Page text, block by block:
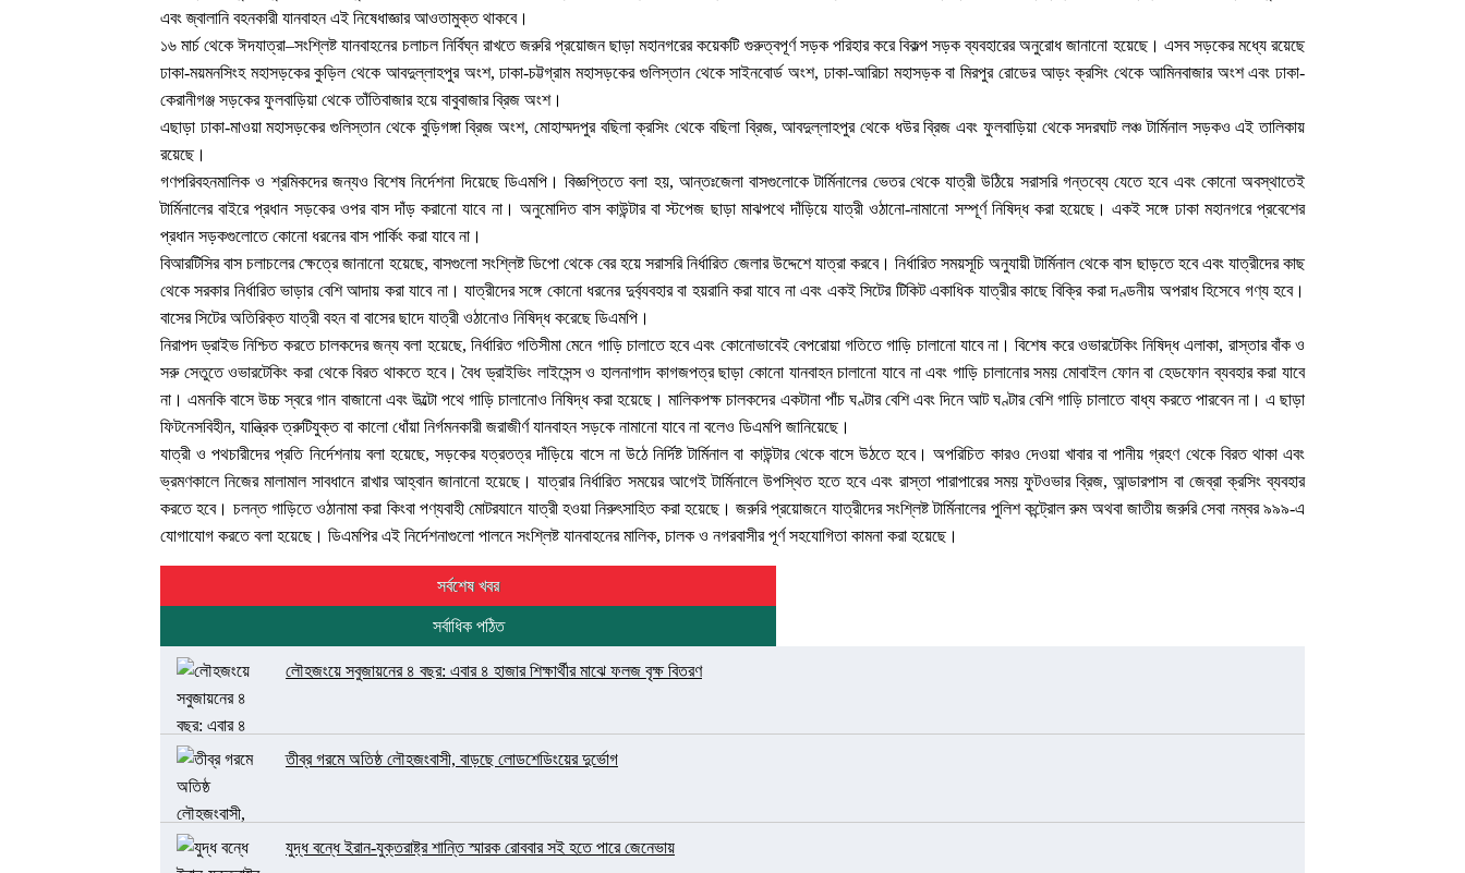
এবং জ্বালানি বহনকারী যানবাহন এই নিষেধাজ্ঞার আওতামুক্ত থাকবে।
১৬ মার্চ থেকে ঈদযাত্রা–সংশ্লিষ্ট যানবাহনের চলাচল নির্বিঘ্ন রাখতে জরুরি প্রয়োজন ছাড়া মহানগরের কয়েকটি গুরুত্বপূর্ণ সড়ক পরিহার করে বিকল্প সড়ক ব্যবহারের অনুরোধ জানানো হয়েছে। এসব সড়কের মধ্যে রয়েছে
ঢাকা-ময়মনসিংহ মহাসড়কের কুড়িল থেকে আবদুল্লাহপুর অংশ, ঢাকা-চট্টগ্রাম মহাসড়কের গুলিস্তান থেকে সাইনবোর্ড অংশ, ঢাকা-আরিচা মহাসড়ক বা মিরপুর রোডের আড়ং ক্রসিং থেকে আমিনবাজার অংশ এবং ঢাকা-
কেরানীগঞ্জ সড়কের ফুলবাড়িয়া থেকে তাঁতিবাজার হয়ে বাবুবাজার ব্রিজ অংশ।
এছাড়া ঢাকা-মাওয়া মহাসড়কের গুলিস্তান থেকে বুড়িগঙ্গা ব্রিজ অংশ, মোহাম্মদপুর বছিলা ক্রসিং থেকে বছিলা ব্রিজ, আবদুল্লাহপুর থেকে ধউর ব্রিজ এবং ফুলবাড়িয়া থেকে সদরঘাট লঞ্চ টার্মিনাল সড়কও এই তালিকায়
রয়েছে।
গণপরিবহনমালিক ও শ্রমিকদের জন্যও বিশেষ নির্দেশনা দিয়েছে ডিএমপি। বিজ্ঞপ্তিতে বলা হয়, আন্তঃজেলা বাসগুলোকে টার্মিনালের ভেতর থেকে যাত্রী উঠিয়ে সরাসরি গন্তব্যে যেতে হবে এবং কোনো অবস্থাতেই
টার্মিনালের বাইরে প্রধান সড়কের ওপর বাস দাঁড় করানো যাবে না। অনুমোদিত বাস কাউন্টার বা স্টপেজ ছাড়া মাঝপথে দাঁড়িয়ে যাত্রী ওঠানো-নামানো সম্পূর্ণ নিষিদ্ধ করা হয়েছে। একই সঙ্গে ঢাকা মহানগরে প্রবেশের
প্রধান সড়কগুলোতে কোনো ধরনের বাস পার্কিং করা যাবে না।
বিআরটিসির বাস চলাচলের ক্ষেত্রে জানানো হয়েছে, বাসগুলো সংশ্লিষ্ট ডিপো থেকে বের হয়ে সরাসরি নির্ধারিত জেলার উদ্দেশে যাত্রা করবে। নির্ধারিত সময়সূচি অনুযায়ী টার্মিনাল থেকে বাস ছাড়তে হবে এবং যাত্রীদের কাছ
থেকে সরকার নির্ধারিত ভাড়ার বেশি আদায় করা যাবে না। যাত্রীদের সঙ্গে কোনো ধরনের দুর্ব্যবহার বা হয়রানি করা যাবে না এবং একই সিটের টিকিট একাধিক যাত্রীর কাছে বিক্রি করা দণ্ডনীয় অপরাধ হিসেবে গণ্য হবে।
বাসের সিটের অতিরিক্ত যাত্রী বহন বা বাসের ছাদে যাত্রী ওঠানোও নিষিদ্ধ করেছে ডিএমপি।
নিরাপদ ড্রাইভ নিশ্চিত করতে চালকদের জন্য বলা হয়েছে, নির্ধারিত গতিসীমা মেনে গাড়ি চালাতে হবে এবং কোনোভাবেই বেপরোয়া গতিতে গাড়ি চালানো যাবে না। বিশেষ করে ওভারটেকিং নিষিদ্ধ এলাকা, রাস্তার বাঁক ও
সরু সেতুতে ওভারটেকিং করা থেকে বিরত থাকতে হবে। বৈধ ড্রাইভিং লাইসেন্স ও হালনাগাদ কাগজপত্র ছাড়া কোনো যানবাহন চালানো যাবে না এবং গাড়ি চালানোর সময় মোবাইল ফোন বা হেডফোন ব্যবহার করা যাবে
না। এমনকি বাসে উচ্চ স্বরে গান বাজানো এবং উল্টো পথে গাড়ি চালানোও নিষিদ্ধ করা হয়েছে। মালিকপক্ষ চালকদের একটানা পাঁচ ঘণ্টার বেশি এবং দিনে আট ঘণ্টার বেশি গাড়ি চালাতে বাধ্য করতে পারবেন না। এ ছাড়া
ফিটনেসবিহীন, যান্ত্রিক ত্রুটিযুক্ত বা কালো ধোঁয়া নির্গমনকারী জরাজীর্ণ যানবাহন সড়কে নামানো যাবে না বলেও ডিএমপি জানিয়েছে।
যাত্রী ও পথচারীদের প্রতি নির্দেশনায় বলা হয়েছে, সড়কের যত্রতত্র দাঁড়িয়ে বাসে না উঠে নির্দিষ্ট টার্মিনাল বা কাউন্টার থেকে বাসে উঠতে হবে। অপরিচিত কারও দেওয়া খাবার বা পানীয় গ্রহণ থেকে বিরত থাকা এবং
ভ্রমণকালে নিজের মালামাল সাবধানে রাখার আহ্বান জানানো হয়েছে। যাত্রার নির্ধারিত সময়ের আগেই টার্মিনালে উপস্থিত হতে হবে এবং রাস্তা পারাপারের সময় ফুটওভার ব্রিজ, আন্ডারপাস বা জেব্রা ক্রসিং ব্যবহার
করতে হবে। চলন্ত গাড়িতে ওঠানামা করা কিংবা পণ্যবাহী মোটরযানে যাত্রী হওয়া নিরুৎসাহিত করা হয়েছে। জরুরি প্রয়োজনে যাত্রীদের সংশ্লিষ্ট টার্মিনালের পুলিশ কন্ট্রোল রুম অথবা জাতীয় জরুরি সেবা নম্বর ৯৯৯-এ
যোগাযোগ করতে বলা হয়েছে। ডিএমপির এই নির্দেশনাগুলো পালনে সংশ্লিষ্ট যানবাহনের মালিক, চালক ও নগরবাসীর পূর্ণ সহযোগিতা কামনা করা হয়েছে।
সর্বশেষ খবর
সর্বাধিক পঠিত
লৌহজংয়ে সবুজায়নের ৪ বছর: এবার ৪ হাজার শিক্ষার্থীর মাঝে ফলজ বৃক্ষ বিতরণ
তীব্র গরমে অতিষ্ঠ লৌহজংবাসী, বাড়ছে লোডশেডিংয়ের দুর্ভোগ
যুদ্ধ বন্ধে ইরান-যুক্তরাষ্ট্র শান্তি স্মারক রোববার সই হতে পারে জেনেভায়